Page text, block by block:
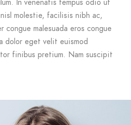
In venenatis tempus odio ut
molestie, facilisis nibh ac,
malesuada eros congue
dolor eget velit euismod
finibus pretium. Nam suscipit